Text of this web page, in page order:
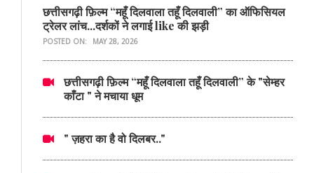
छत्तीसगढ़ी फ़िल्म “महूँ दिलवाला तहूँ दिलवाली” का ऑफिसियल
ट्रेलर लांच...दर्शकों ने लगाई like की झड़ी
POSTED ON: MAY 28, 2026
छत्तीसगढ़ी फ़िल्म “महूँ दिलवाला तहूँ दिलवाली” के "सेम्हर
काँटा " ने मचाया धूम
" ज़हरा का है वो दिलबर.."